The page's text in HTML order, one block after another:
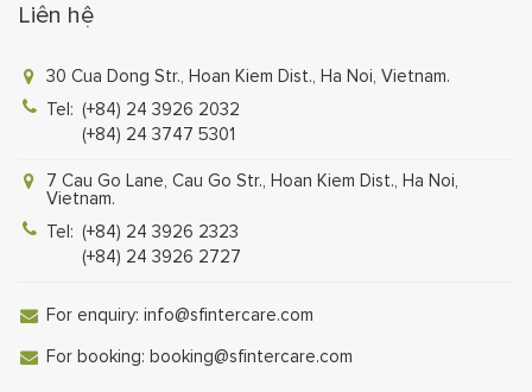
Liên hệ
30 Cua Dong Str., Hoan Kiem Dist., Ha Noi, Vietnam.
Tel: (+84) 24 3926 2032
(+84) 24 3747 5301
7 Cau Go Lane, Cau Go Str., Hoan Kiem Dist., Ha Noi,
Vietnam.
Tel: (+84) 24 3926 2323
(+84) 24 3926 2727
For enquiry: info@sfintercare.com
For booking: booking@sfintercare.com